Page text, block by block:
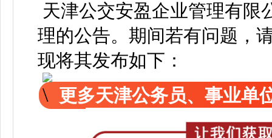
天津公交安盈企业管理有限
理的公告。 期间若有问题，
现将其发布如下：
更多天津公务员、事业单